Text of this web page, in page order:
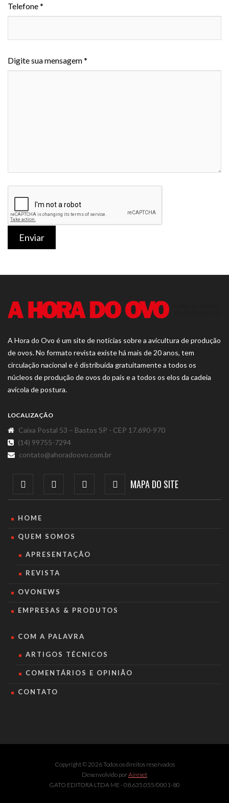
Telefone *
Digite sua mensagem *
Enviar
A Hora do Ovo é um site de notícias sobre a avicultura de produção
de ovos. No formato revista existe há mais de 20 anos, tem
circulação nacional e é distribuída gratuitamente a todos os
núcleos de produção de ovos do país e a todos os elos da cadeia
avícola de postura.
LOCALIZAÇÃO
Caixa Postal 53 – Bastos SP - CEP 17.690-970
(14) 99755-7294
contato@ahoradoovo.com.br
MAPA DO SITE
HOME
QUEM SOMOS
APRESENTAÇÃO
REVISTA
OVONEWS
EMPRESAS & PRODUTOS
COM A PALAVRA
ARTIGOS TÉCNICOS
COMENTÁRIOS E OPINIÃO
CONTATO
Copyright © 2026 Todos os direitos reservados
Desenvolvido porAireset
GATO EDITORA LTDA ME - 08.635.055/0001-80